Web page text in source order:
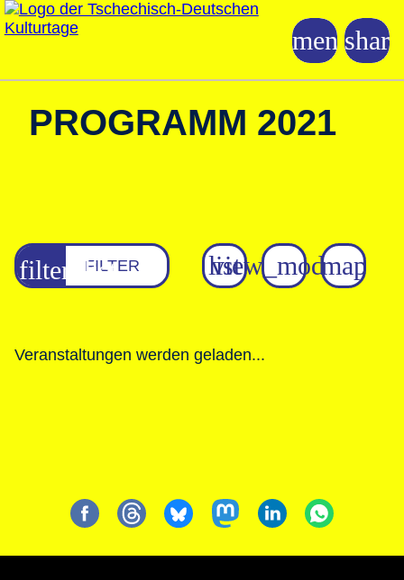
PROGRAMM 2021
FILTER
Veranstaltungen werden geladen...